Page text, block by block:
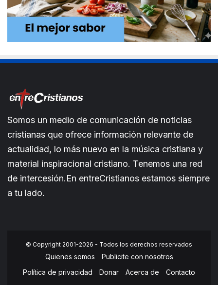
Somos un medio de comunicación de noticias
cristianas que ofrece información relevante de
actualidad, lo más nuevo en la música cristiana y
material inspiracional cristiano. Tenemos una red
de intercesión.En entreCristianos estamos siempre
a tu lado.
© Copyright 2001-2026 - Todos los derechos reservados
Quienes somos
Publicite con nosotros
Política de privacidad
Donar Acerca de Contacto